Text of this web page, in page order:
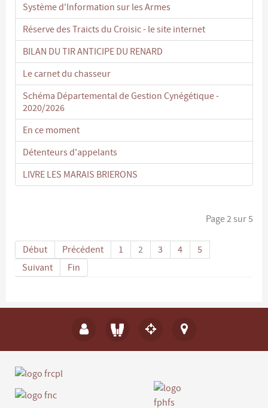
Système d'Information sur les Armes
Réserve des Traicts du Croisic - le site internet
BILAN DU TIR ANTICIPE DU RENARD
Le carnet du chasseur
Schéma Départemental de Gestion Cynégétique -
2020/2026
En ce moment
Détenteurs d'appelants
LIVRE LES MARAIS BRIERONS
Page 2 sur 5
Début Précédent 1 2 3 4
5
Suivant
Fin